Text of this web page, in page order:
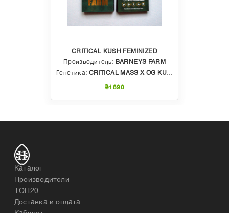
CRITICAL KUSH FEMINIZED
Производитель: BARNEYS FARM
Генетика: CRITICAL MASS X OG KUSH
₴1890
Каталог
Производители
ТОП20
Доставка и оплата